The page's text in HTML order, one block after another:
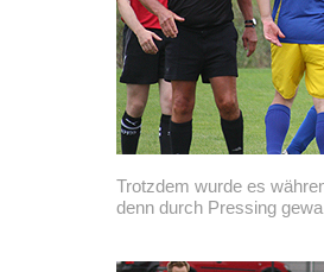
Trotzdem wurde es
denn durch Pressing